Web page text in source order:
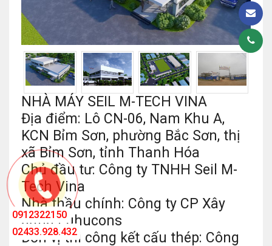
NHÀ MÁY SEIL M-TECH VINA
Địa điểm: Lô CN-06, Nam Khu A,
KCN Bỉm Sơn, phường Bắc Sơn, thị
xã Bỉm Sơn, tỉnh Thanh Hóa
Chủ đầu tư: Công ty TNHH Seil M-
Tech Vina
Nhà thầu chính: Công ty CP Xây
dựng Fuhucons
Đơn vị thi công kết cấu thép: Công
0912322150
02433.928.432